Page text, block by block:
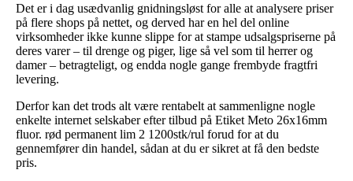
Det er i dag usædvanlig gnidningsløst for alle at analysere priser
på flere shops på nettet, og derved har en hel del online
virksomheder ikke kunne slippe for at stampe udsalgspriserne på
deres varer – til drenge og piger, lige så vel som til herrer og
damer – betragteligt, og endda nogle gange frembyde fragtfri
levering.
Derfor kan det trods alt være rentabelt at sammenligne nogle
enkelte internet selskaber efter tilbud på Etiket Meto 26x16mm
fluor. rød permanent lim 2 1200stk/rul forud for at du
gennemfører din handel, sådan at du er sikret at få den bedste
pris.